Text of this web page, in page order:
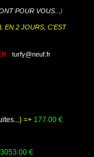
POUR VOUS... )
EN 2 JOURS, C'EST
: turfy@neuf.fr
) =+ 177.00 €
€